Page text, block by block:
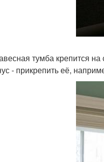
тумба крепится
- прикрепить её,